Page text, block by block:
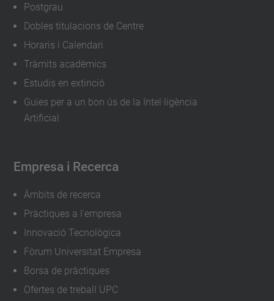
Postgrau
Dobles titulacions de Centre
Horaris i Calendari
Tràmits acadèmics
Estudis en extinció
Guies per a un bon ús de la Intel·ligència
Artificial
Empresa i Recerca
Àmbits de recerca
Pràctiques a l'empresa
Innovació Tecnològica
Fòrum Universitat Empresa
Borsa de pràctiques
Ofertes de treball UPC